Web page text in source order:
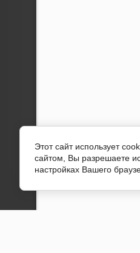
Этот сайт использует
сайтом, Вы разрешаете
настройках Вашего